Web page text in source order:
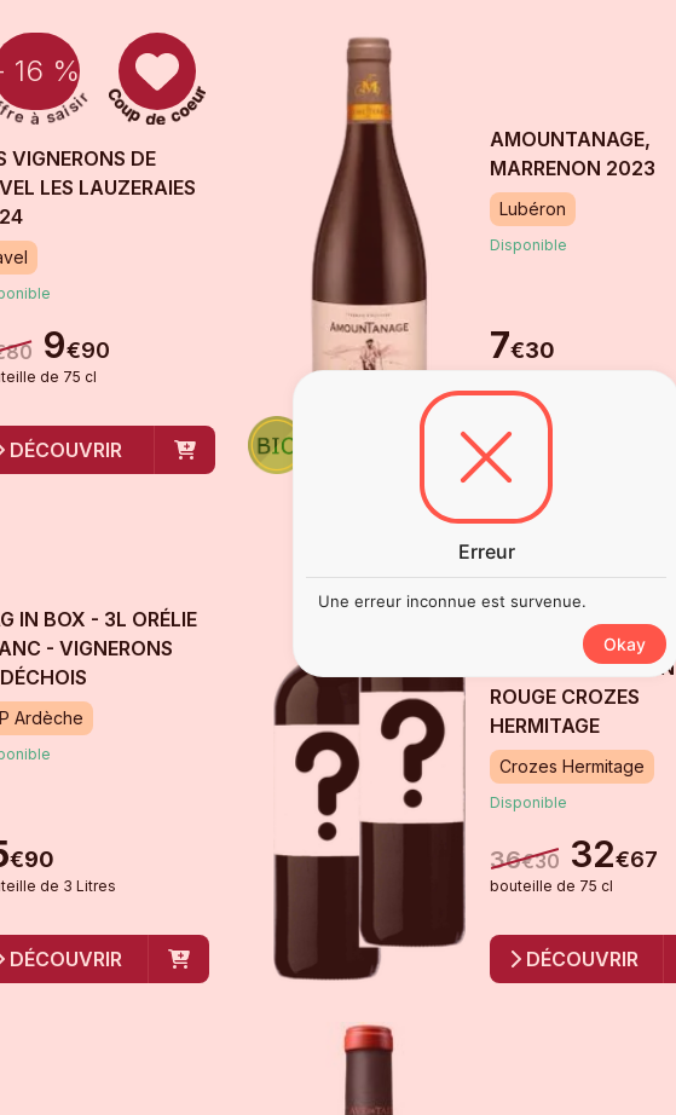
16 %
VIGNERONS DE
LES LAUZERAIES
80 9€90
de 75 cl
DÉCOUVRIR
AMOUNTANAGE,
MARRENON 2023
Lubéron
Disponible
7€30
IN BOX - 3L ORÉLIE
- VIGNERONS
Ardèche
€90
de 3 Litres
DÉCOUVRIR
- 10 %
BOÎTE MYSTÈRE - 2
BOUTEILLES DE VIN
ROUGE CROZES
HERMITAGE
Crozes Hermitage
Disponible
36€30 32€67
bouteille de 75 cl
DÉCOUVRIR
Erreur
Une erreur inconnue est survenue.
Okay